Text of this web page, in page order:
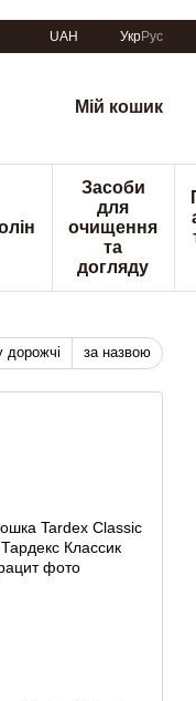
UAH УкрРус
Мій кошик
Засоби
для
очищення
та
догляду
дорожчі за назвою